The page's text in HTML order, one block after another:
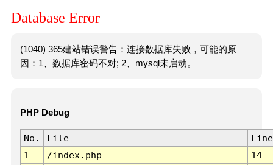
Database Error
(1040) 365建站错误警告：连接数据库失败，可能的原
因：1、数据库密码不对; 2、mysql未启动。
PHP Debug
No. File
Line
1
/index.php 14